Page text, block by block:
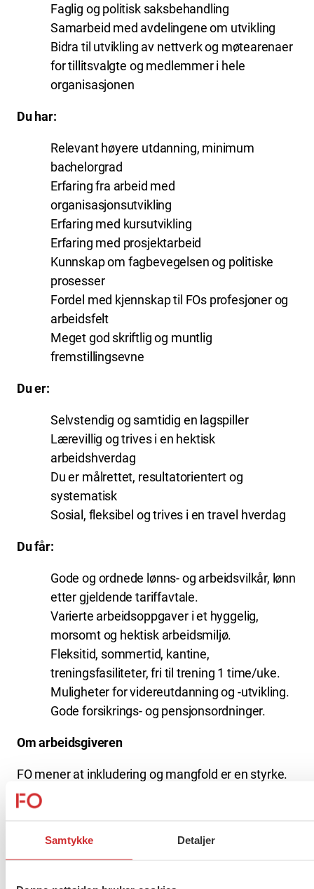
Samtykke Detaljer
Faglig og politisk saksbehandling
Samarbeid med avdelingene om utvikling
Bidra til utvikling av nettverk og møtearenaer
for tillitsvalgte og medlemmer i hele
organisasjonen
Du har:
Relevant høyere utdanning, minimum
bachelorgrad
Erfaring fra arbeid med
organisasjonsutvikling
Erfaring med kursutvikling
Erfaring med prosjektarbeid
Kunnskap om fagbevegelsen og politiske
prosesser
Fordel med kjennskap til FOs profesjoner og
arbeidsfelt
Meget god skriftlig og muntlig
fremstillingsevne
Du er:
Selvstendig og samtidig en lagspiller
Lærevillig og trives i en hektisk
arbeidshverdag
Du er målrettet, resultatorientert og
systematisk
Sosial, fleksibel og trives i en travel hverdag
Du får:
Gode og ordnede lønns- og arbeidsvilkår, lønn
etter gjeldende tariffavtale.
Varierte arbeidsoppgaver i et hyggelig,
morsomt og hektisk arbeidsmiljø.
Fleksitid, sommertid, kantine,
treningsfasiliteter, fri til trening 1 time/uke.
Muligheter for videreutdanning og -utvikling.
Gode forsikrings- og pensjonsordninger.
Om arbeidsgiveren
FO mener at inkludering og mangfold er en styrke.
Vi ønsker medarbeidere med ulik kompetanse,
fagkombinasjoner, livserfaring og perspektiver for å
rette for alle, slik at hver enkelt kan trives og lykkes